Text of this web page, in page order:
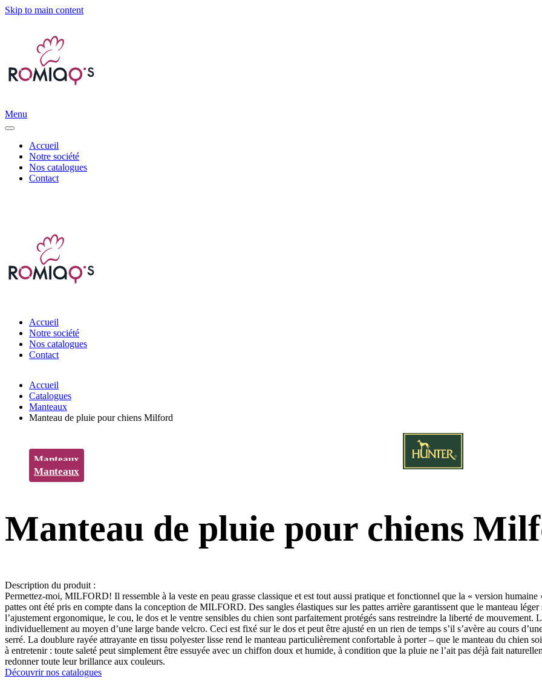
Skip to main content
Menu
Accueil
Notre société
Nos catalogues
Contact
Accueil
Notre société
Nos catalogues
Contact
Accueil
Catalogues
Manteaux
Manteau de pluie pour chiens Milford
Manteaux
Manteaux
Manteau de pluie pour chiens
Description du produit :
Permettez-moi, MILFORD! Il ressemble à la veste en peau grasse classique et est tout aussi pratique et fonctionnel que la « version
pattes ont été pris en compte dans la conception de MILFORD. Des sangles élastiques sur les pattes arrière garantissent que le manteau
l’ajustement ergonomique, le cou, le dos et le ventre sensibles du chien sont parfaitement protégés sans restreindre la liberté de
individuellement au moyen d’une large bande velcro. Ceci est fixé sur le dos et peut être ajusté en un rien de temps s’il s’avère au cours
serré. La doublure rayée attrayante en tissu polyester lisse rend le manteau particulièrement confortable à porter – que le manteau du
à entretenir : toute saleté peut simplement être essuyée avec un chiffon doux et humide, à condition que la pluie ne l’ait pas déjà fait
redonner toute leur brillance aux couleurs.
Découvrir nos catalogues